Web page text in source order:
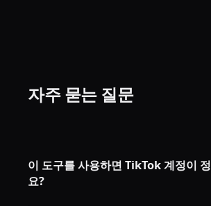
자주 묻는 질문
이 도구를 사용하면 TikTok 계정이
요?